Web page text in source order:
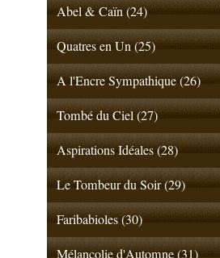
Abel & Caïn (24)
Quatres en Un (25)
A l'Encre Sympathique (26)
Tombé du Ciel (27)
Aspirations Idéales (28)
Le Tombeur du Soir (29)
Faribabioles (30)
Mélancolie d'Automne (31)